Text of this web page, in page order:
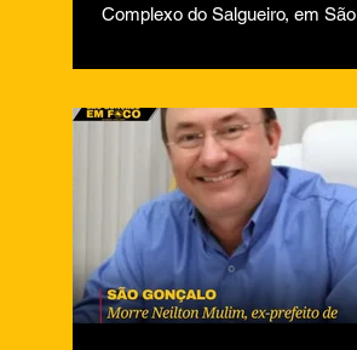
Complexo do Salgueiro, em São
de lazer na...